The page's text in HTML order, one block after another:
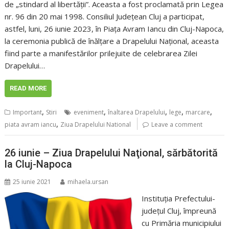
de „stindard al libertății”. Aceasta a fost proclamată prin Legea
nr. 96 din 20 mai 1998. Consiliul Județean Cluj a participat,
astfel, luni, 26 iunie 2023, în Piața Avram Iancu din Cluj-Napoca,
la ceremonia publică de înălțare a Drapelului Național, aceasta
fiind parte a manifestărilor prilejuite de celebrarea Zilei
Drapelului…
READ MORE
Important, Stiri eveniment,înaltarea Drapelului, lege, marcare,
piata avram iancu, Ziua Drapelului National Leave a comment
26 iunie – Ziua Drapelului Naţional, sărbătorită
la Cluj-Napoca
25 iunie 2021 mihaela.ursan
Instituţia Prefectului-
judeţul Cluj, împreună
cu Primăria municipiului